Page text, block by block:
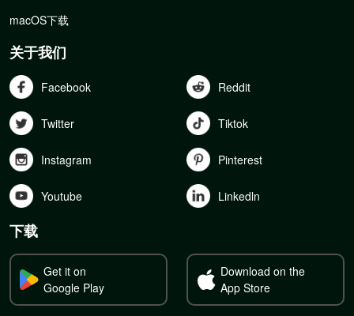
macOS下载
关于我们
Facebook Reddit
Twitter Tiktok
Instagram Pinterest
Youtube Linkedln
下载
Get it on
Google Play
Download on the
App Store